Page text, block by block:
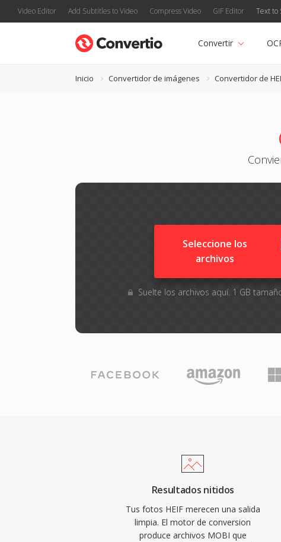
Video Editor Add Subtitles to Video Compress Video GIF Editor Text to
Convertir
Inicio Convertidor de imágenes Convertidor de
Seleccione los
archivos
Suelte los archivos aquí. 1 GB
Resultados nitidos
Tus fotos HEIF merecen una salida
limpia. El motor de conversion
produce archivos MOBI que